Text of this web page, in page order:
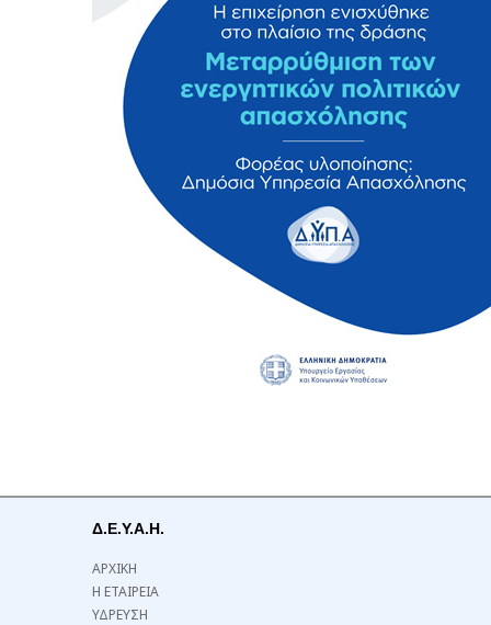
Δ.Ε.Υ.Α.Η.
ΑΡΧΙΚΗ
Η ΕΤΑΙΡΕΙΑ
ΥΔΡΕΥΣΗ